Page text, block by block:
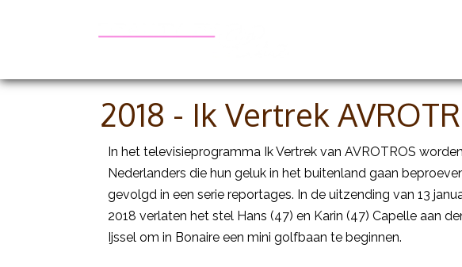
2018 - Ik Vertrek
In het televisieprogramma Ik Vertrek van AVROTROS worden
Nederlanders die hun geluk in het buitenland gaan
gevolgd in een serie reportages. In de uitzending van 13
2018 verlaten het stel Hans (47) en Karin (47) Capelle aan
Ijssel om in Bonaire een mini golfbaan te beginnen.